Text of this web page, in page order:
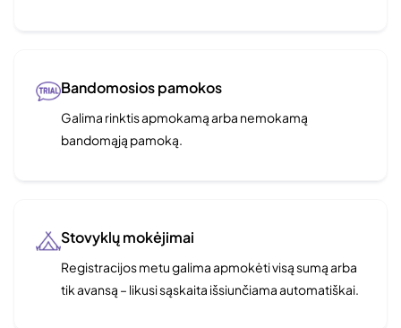
Bandomosios pamokos
Galima rinktis apmokamą arba nemokamą
bandomąją pamoką.
Stovyklų mokėjimai
Registracijos metu galima apmokėti visą sumą arba
tik avansą – likusi sąskaita išsiunčiama automatiškai.